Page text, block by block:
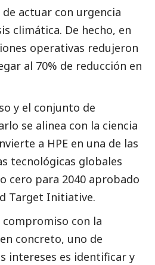
actuar con urgencia
climática. De hecho, en
operativas redujeron
al 70% de reducción en
y el conjunto de
se alinea con la ciencia
a HPE en una de las
tecnológicas globales
cero para 2040 aprobado
Target Initiative.
con la
concreto, uno de
intereses es identificar y